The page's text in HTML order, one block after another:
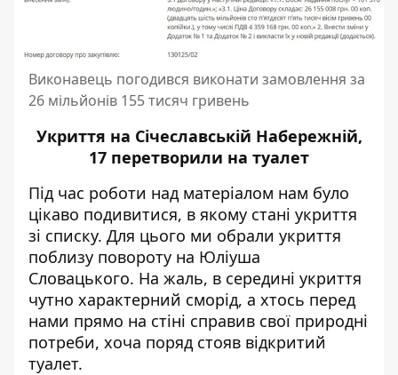
Виконавець погодився виконати замовлення за
26 мільйонів 155 тисяч гривень
Укриття на Січеславській Набережній,
17 перетворили на туалет
Під час роботи над матеріалом нам було
цікаво подивитися, в якому стані укриття
зі списку. Для цього ми обрали укриття
поблизу повороту на Юліуша
Словацького. На жаль, в середині укриття
чутно характерний сморід, а хтось перед
нами прямо на стіні справив свої природні
потреби, хоча поряд стояв відкритий
туалет.